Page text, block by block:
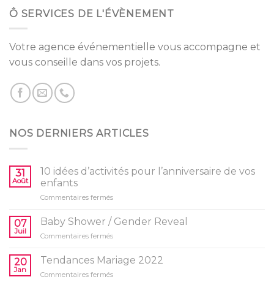
Ô SERVICES DE L'ÉVÈNEMENT
Votre agence événementielle vous accompagne et
vous conseille dans vos projets.
NOS DERNIERS ARTICLES
31
Août
10 idées d’activités pour l’anniversaire de vos
enfants
Commentaires ferméssur
idées
d’activités
pour
de
enfants
07
Juil
Baby Shower / Gender Reveal
Commentaires ferméssur
Shower
/
Gender
20
Jan
Tendances Mariage 2022
Commentaires ferméssur